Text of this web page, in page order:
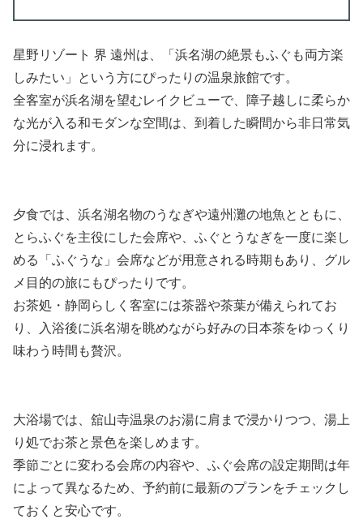
星野リゾート 界 遠州は、「浜名湖の絶景もふぐも両方楽
しみたい」という方にぴったりの温泉旅館です。
全客室が浜名湖を望むレイクビューで、障子越しに柔らか
な光が入る和モダンな空間は、到着した瞬間から非日常気
分に浸れます。
夕食では、浜名湖名物のうなぎや遠州灘の地魚とともに、
とらふぐを主役にした会席や、ふぐとうなぎを一度に楽し
める「ふぐうな」会席などが用意される時期もあり、グル
メ目的の旅にもぴったりです。
お茶処・静岡らしく客室には茶器や茶葉が備えられてお
り、入浴後に浜名湖を眺めながら好みの日本茶をゆっくり
味わう時間も贅沢。
大浴場では、舘山寺温泉のお湯に肩まで浸かりつつ、湯上
り処でお茶と景色を楽しめます。
季節ごとに変わる会席の内容や、ふぐ会席の設定期間は年
によって異なるため、予約前に最新のプランをチェックし
ておくと安心です。